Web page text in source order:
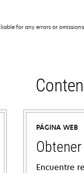
for any errors or
PÁGINA WEB
Encuentre